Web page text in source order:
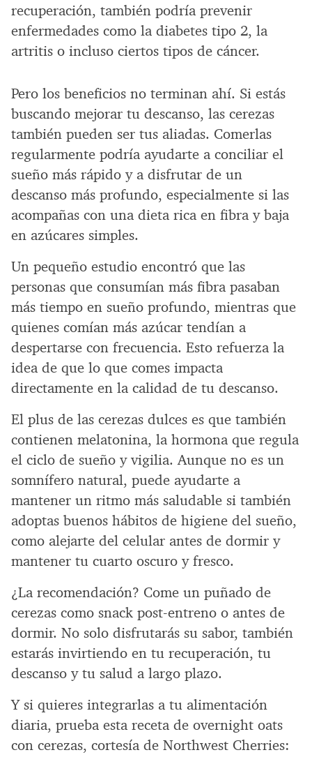
recuperación, también podría prevenir
enfermedades como la diabetes tipo 2, la
artritis o incluso ciertos tipos de cáncer.
Pero los beneficios no terminan ahí. Si estás
buscando mejorar tu descanso, las cerezas
también pueden ser tus aliadas. Comerlas
regularmente podría ayudarte a conciliar el
sueño más rápido y a disfrutar de un
descanso más profundo, especialmente si las
acompañas con una dieta rica en fibra y baja
en azúcares simples.
Un pequeño estudio encontró que las
personas que consumían más fibra pasaban
más tiempo en sueño profundo, mientras que
quienes comían más azúcar tendían a
despertarse con frecuencia. Esto refuerza la
idea de que lo que comes impacta
directamente en la calidad de tu descanso.
El plus de las cerezas dulces es que también
contienen melatonina, la hormona que regula
el ciclo de sueño y vigilia. Aunque no es un
somnífero natural, puede ayudarte a
mantener un ritmo más saludable si también
adoptas buenos hábitos de higiene del sueño,
como alejarte del celular antes de dormir y
mantener tu cuarto oscuro y fresco.
¿La recomendación? Come un puñado de
cerezas como snack post-entreno o antes de
dormir. No solo disfrutarás su sabor, también
estarás invirtiendo en tu recuperación, tu
descanso y tu salud a largo plazo.
Y si quieres integrarlas a tu alimentación
diaria, prueba esta receta de overnight oats
con cerezas, cortesía de Northwest Cherries: